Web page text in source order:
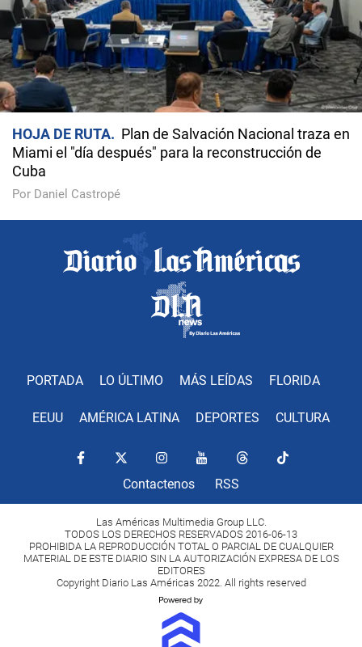
HOJA DE RUTA
Plan de Salvación Nacional traza en
Miami el "día después" para la reconstrucción de
Cuba
Por Daniel Castropé
PORTADA LO ÚLTIMO MÁS LEÍDAS FLORIDA
EEUU AMÉRICA LATINA DEPORTES CULTURA
Contactenos RSS
Las Américas Multimedia Group LLC.
TODOS LOS DERECHOS RESERVADOS 2016-06-13
PROHIBIDA LA REPRODUCCIÓN TOTAL O PARCIAL DE CUALQUIER
MATERIAL DE ESTE DIARIO SIN LA AUTORIZACIÓN EXPRESA DE LOS
EDITORES
Copyright Diario Las Américas 2022. All rights reserved